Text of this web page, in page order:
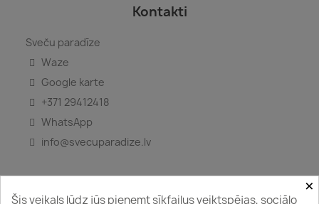
Kontakti
Sveču paradīze
Waze
Google karte
+371 29412418
WhatsApp
info@svecuparadize.lv
×
Šis veikals lūdz jūs pieņemt sīkfailus veiktspējas, sociālo